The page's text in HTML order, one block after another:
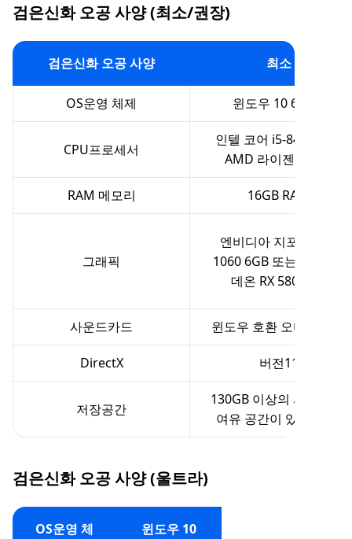
검은신화 오공 사양 (최소/권장)
검은신화 오공 사양 최소
OS운영 체제 윈도우 10 64-bit
CPU프로세서
인텔 코어 i5-8400 또는
AMD 라이젠5 1600
RAM 메모리 16GB RAM
그래픽
엔비디아 지포스 GTX
1060 6GB 또는 AMD 라
데온 RX 580 8GB
사운드카드 윈도우 호환 오디오 장치
DirectX 버전11
저장공간
130GB 이상의 사용 가능
여유 공간이 있는 HDD
검은신화 오공 사양 (울트라)
OS운영 체
윈도우 10